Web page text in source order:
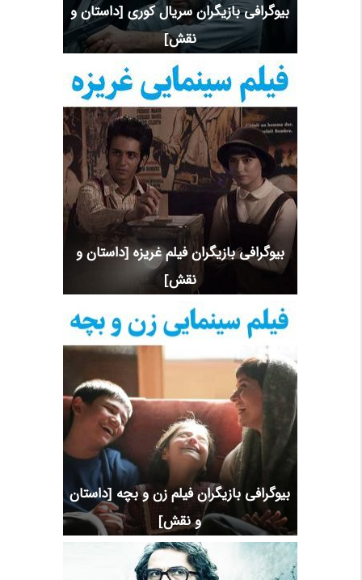
بیوگرافی بازیگران سریال کوری [داستان و
نقش]
بیوگرافی بازیگران فیلم غریزه [داستان و
نقش]
بیوگرافی بازیگران فیلم زن و بچه [داستان
و نقش]